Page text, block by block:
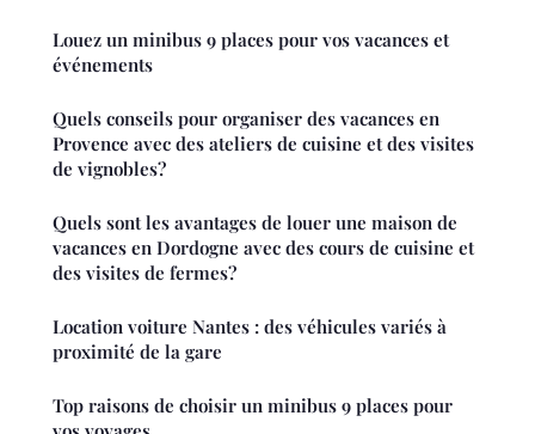
Louez un minibus 9 places pour vos vacances et
événements
Quels conseils pour organiser des vacances en
Provence avec des ateliers de cuisine et des visites
de vignobles?
Quels sont les avantages de louer une maison de
vacances en Dordogne avec des cours de cuisine et
des visites de fermes?
Location voiture Nantes : des véhicules variés à
proximité de la gare
Top raisons de choisir un minibus 9 places pour